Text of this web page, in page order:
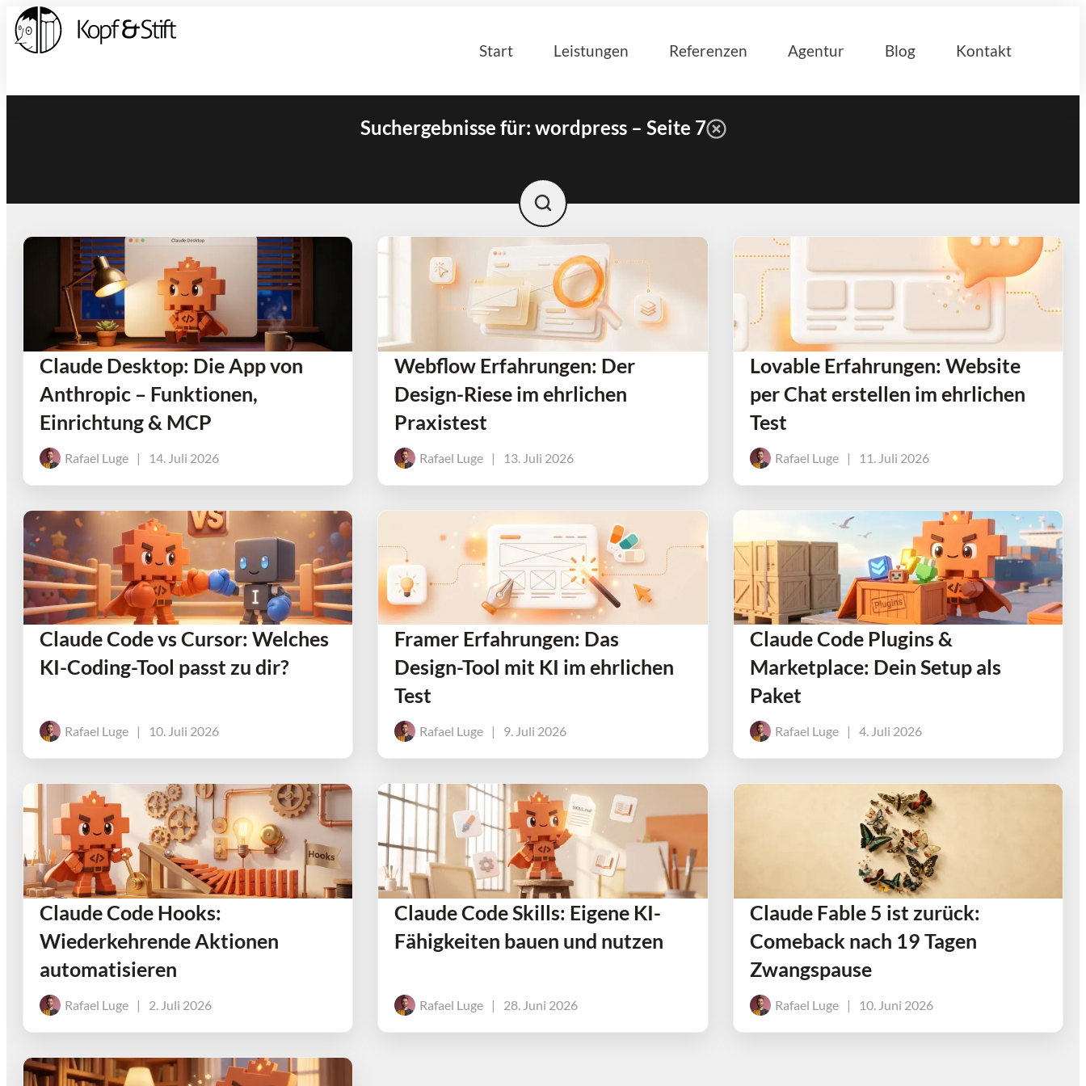
Start Leistungen Referenzen Agentur Blog Kontakt
Suchergebnisse für: wordpress – Seite 7
Claude Desktop: Die App von
Anthropic – Funktionen,
Einrichtung & MCP
Rafael Luge | 14. Juli 2026
Webflow Erfahrungen: Der
Design-Riese im ehrlichen
Praxistest
Rafael Luge | 13. Juli 2026
Lovable Erfahrungen: Website
per Chat erstellen im ehrlichen
Test
Rafael Luge | 11. Juli 2026
Claude Code vs Cursor: Welches
KI-Coding-Tool passt zu dir?
Rafael Luge | 10. Juli 2026
Framer Erfahrungen: Das
Design-Tool mit KI im ehrlichen
Test
Rafael Luge | 9. Juli 2026
Claude Code Plugins &
Marketplace: Dein Setup als
Paket
Rafael Luge | 4. Juli 2026
Claude Code Hooks:
Wiederkehrende Aktionen
automatisieren
Rafael Luge | 2. Juli 2026
Claude Code Skills: Eigene KI-
Fähigkeiten bauen und nutzen
Rafael Luge | 28. Juni 2026
Claude Fable 5 ist zurück:
Comeback nach 19 Tagen
Zwangspause
Rafael Luge | 10. Juni 2026